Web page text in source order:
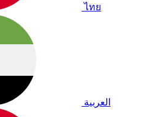
ไทย
العربية